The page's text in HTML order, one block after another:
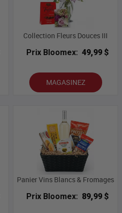
Collection Fleurs Douces III
Prix Bloomex: 49,99 $
MAGASINEZ
Panier Vins Blancs & Fromages
Prix Bloomex: 89,99 $